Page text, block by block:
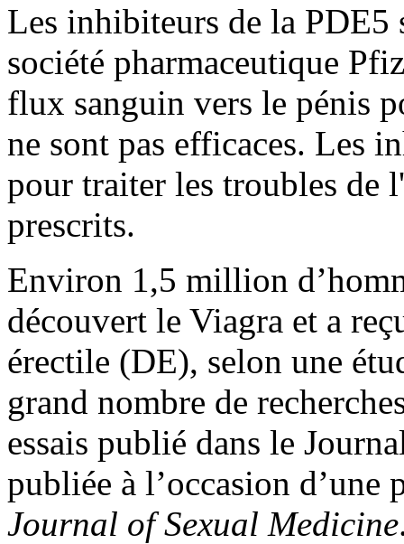
Les inhibiteurs de la PDE5
société pharmaceutique
flux sanguin vers le pénis
ne sont pas efficaces. Les
pour traiter les troubles de
prescrits.
Environ 1,5 million
découvert le Viagra et a
érectile (DE), selon une
grand nombre de
essais publié dans le
publiée à l’occasion
Journal of Sexual Medicine